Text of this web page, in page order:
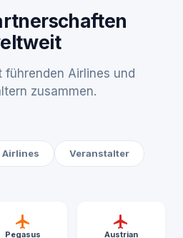
führenden Airlines und
zusammen.
Airlines Veranstalter
Pegasus
Austrian